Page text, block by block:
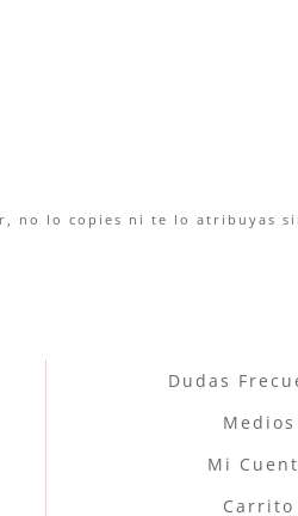
no lo copies ni te lo atribuyas
Dudas
Medios
Mi
Carrito